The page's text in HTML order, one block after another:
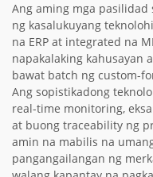
Ang aming mga pasilidad
ng kasalukuyang
na ERP at integrated na
napakalaking kahusayan
bawat batch ng custom-
Ang sopistikadong
real-time monitoring,
at buong traceability ng
amin na mabilis na
pangangailangan ng